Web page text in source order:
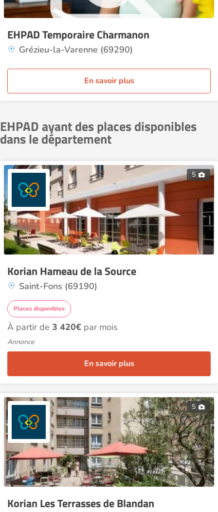
EHPAD Temporaire Charmanon
Grézieu-la-Varenne (69290)
En savoir plus
EHPAD ayant des places disponibles
dans le département
5
Korian Hameau de la Source
Saint-Fons (69190)
Places disponibles
À partir de 3 420€ par mois
Annonce
En savoir plus
5
Korian Les Terrasses de Blandan